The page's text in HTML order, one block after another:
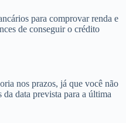
para comprovar renda e
de conseguir o crédito
nos prazos, já que você não
da data prevista para a última